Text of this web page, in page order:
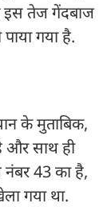
इस तेज गेंदबाज
गया है.
के मुताबिक,
और साथ ही
नंबर 43 का है,
गया था.